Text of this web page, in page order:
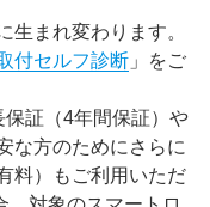
生まれ変わります。
付セルフ診断」をご
証（4年間保証）や
な方のためにさらに
料）もご利用いただ